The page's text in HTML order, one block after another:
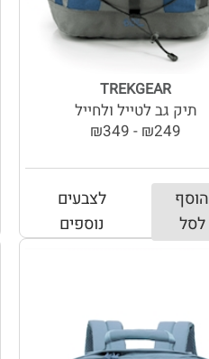
TREKGEAR
תיק גב לטייל ולחייל
₪249 - ₪349
הוסף
לסל
לצבעים
נוספים